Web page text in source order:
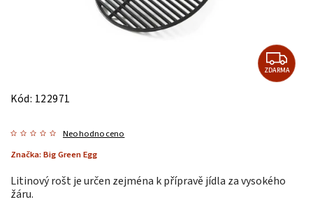
ZDARMA
Kód: 122971
Neohodnoceno
Značka: Big Green Egg
Litinový rošt je určen zejména k přípravě jídla za vysokého
žáru.